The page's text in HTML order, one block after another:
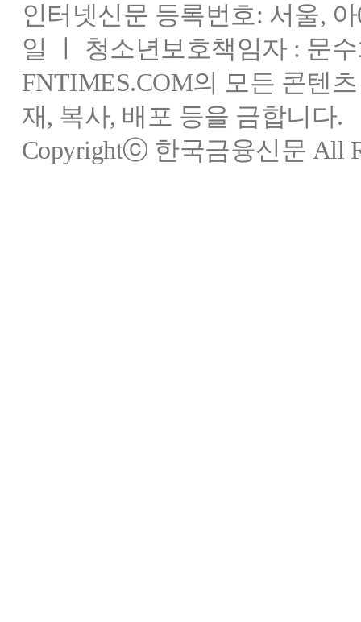
인터넷신문 등록번호: 서울,
일 ㅣ 청소년보호책임자 : 문
FNTIMES.COM의 모든 콘텐
재, 복사, 배포 등을 금합니다.
Copyrightⓒ 한국금융신문 All